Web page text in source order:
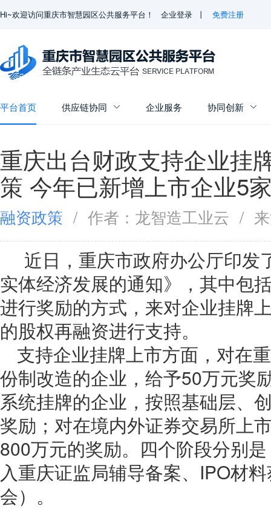
Hi~欢迎访问重庆市智慧园区公共服务平台！ 企业登录 丨 免费注册
平台首页 供应链协同  企业服务 协同创新 
重庆出台财政支持企业挂
策 今年已新增上市企业5
融资政策 / 作者：龙智造工业云 /
近日，重庆市政府办公厅印发
实体经济发展的通知》，其中包
进行奖励的方式，来对企业挂牌
的股权再融资进行支持。
支持企业挂牌上市方面，对在
份制改造的企业，给予50万元奖
系统挂牌的企业，按照基础层、
奖励；对在境内外证券交易所上
800万元的奖励。四个阶段分别
入重庆证监局辅导备案、IPO材
会）。